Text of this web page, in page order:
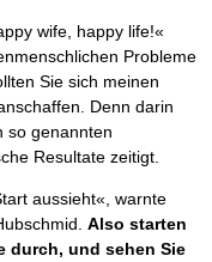
wife, happy life!«
Probleme
Sie sich meinen
Denn darin
so genannten
Resultate zeitigt.
aussieht«, warnte
Also starten
durch, und sehen Sie